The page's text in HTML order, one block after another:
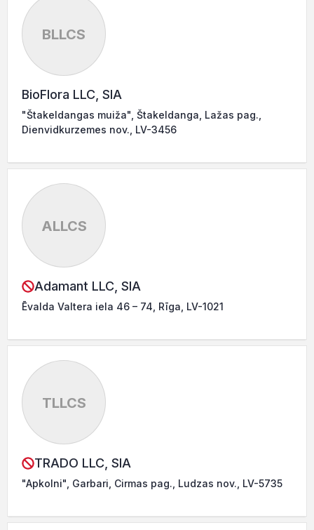
BLLCS
BioFlora LLC, SIA
"Štakeldangas muiža", Štakeldanga, Lažas pag.,
Dienvidkurzemes nov., LV-3456
ALLCS
Adamant LLC, SIA
Ēvalda Valtera iela 46 – 74, Rīga, LV-1021
TLLCS
TRADO LLC, SIA
"Apkolni", Garbari, Cirmas pag., Ludzas nov., LV-5735